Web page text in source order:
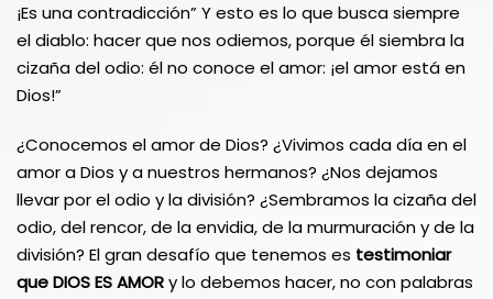
¡Es una contradicción” Y esto es lo que busca siempre
el diablo: hacer que nos odiemos, porque él siembra la
cizaña del odio: él no conoce el amor: ¡el amor está en
Dios!”
¿Conocemos el amor de Dios? ¿Vivimos cada día en el
amor a Dios y a nuestros hermanos? ¿Nos dejamos
llevar por el odio y la división? ¿Sembramos la cizaña del
odio, del rencor, de la envidia, de la murmuración y de la
división? El gran desafío que tenemos es testimoniar
que DIOS ES AMORy lo debemos hacer, no con palabras